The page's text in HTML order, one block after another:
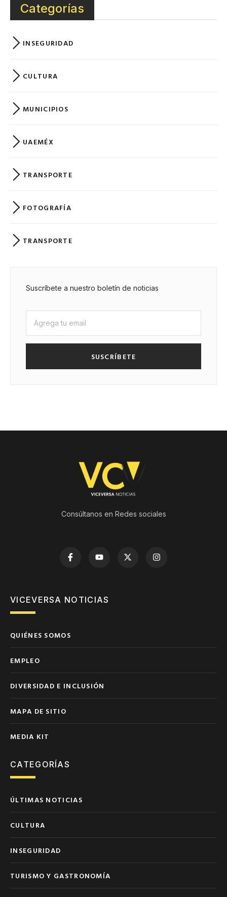
Categorías
INSEGURIDAD
CULTURA
MUNICIPIOS
UAEMÉX
TRANSPORTE
FOTOGRAFÍA
TRANSPORTE
Suscríbete a nuestro boletín de noticias
SUSCRÍBETE
Consúltanos en Redes sociales
VICEVERSA NOTICIAS
QUIÉNES SOMOS
EMPLEO
DIVERSIDAD E INCLUSIÓN
MAPA DE SITIO
MEDIA KIT
CATEGORÍAS
ÚLTIMAS NOTICIAS
CULTURA
INSEGURIDAD
TURISMO Y GASTRONOMÍA